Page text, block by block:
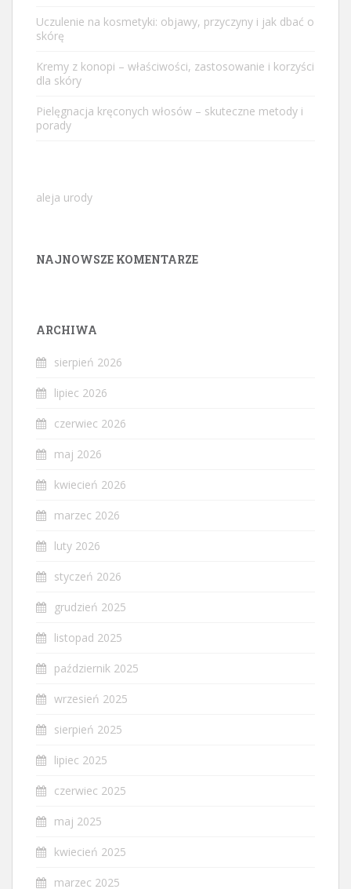
Uczulenie na kosmetyki: objawy, przyczyny i jak dbać o
skórę
Kremy z konopi – właściwości, zastosowanie i korzyści
dla skóry
Pielęgnacja kręconych włosów – skuteczne metody i
porady
aleja urody
NAJNOWSZE KOMENTARZE
ARCHIWA
sierpień 2026
lipiec 2026
czerwiec 2026
maj 2026
kwiecień 2026
marzec 2026
luty 2026
styczeń 2026
grudzień 2025
listopad 2025
październik 2025
wrzesień 2025
sierpień 2025
lipiec 2025
czerwiec 2025
maj 2025
kwiecień 2025
marzec 2025